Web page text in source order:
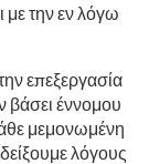
με την εν λόγω
επεξεργασία
έννομου
μεμονωμένη
λόγους